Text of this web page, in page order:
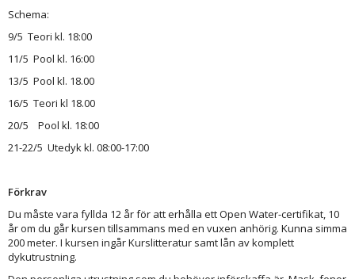
Schema:
9/5 Teori kl. 18:00
11/5 Pool kl. 16:00
13/5 Pool kl. 18.00
16/5 Teori kl 18.00
20/5 Pool kl. 18:00
21-22/5 Utedyk kl. 08:00-17:00
Förkrav
Du måste vara fyllda 12 år för att erhålla ett Open Water-certifikat, 10
år om du går kursen tillsammans med en vuxen anhörig. Kunna simma
200 meter. I kursen ingår Kurslitteratur samt lån av komplett
dykutrustning.